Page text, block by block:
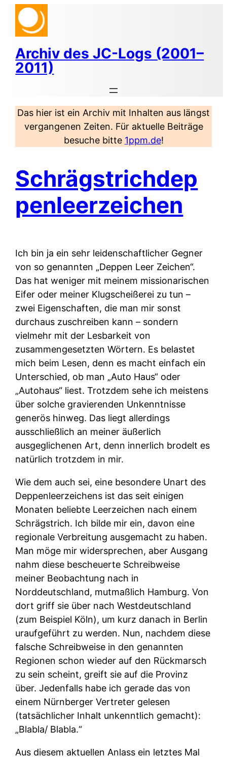
Zum
Inhalt
springen
Archiv des JC-Logs (2001–
2011)
Das hier ist ein Archiv mit Inhalten aus längst
vergangenen Zeiten. Für aktuelle Beiträge
besuche bitte 1ppm.de!
Schrägstrichdep
penleerzeichen
Ich bin ja ein sehr leidenschaftlicher Gegner
von so genannten „Deppen Leer Zeichen“.
Das hat weniger mit meinem missionarischen
Eifer oder meiner Klugscheißerei zu tun –
zwei Eigenschaften, die man mir sonst
durchaus zuschreiben kann – sondern
vielmehr mit der Lesbarkeit von
zusammengesetzten Wörtern. Es belastet
mich beim Lesen, denn es macht einfach ein
Unterschied, ob man „Auto Haus“ oder
„Autohaus“ liest. Trotzdem sehe ich meistens
über solche gravierenden Unkenntnisse
generös hinweg. Das liegt allerdings
ausschließlich an meiner äußerlich
ausgeglichenen Art, denn innerlich brodelt es
natürlich trotzdem in mir.
Wie dem auch sei, eine besondere Unart des
Deppenleerzeichens ist das seit einigen
Monaten beliebte Leerzeichen nach einem
Schrägstrich. Ich bilde mir ein, davon eine
regionale Verbreitung ausgemacht zu haben.
Man möge mir widersprechen, aber Ausgang
nahm diese bescheuerte Schreibweise
meiner Beobachtung nach in
Norddeutschland, mutmaßlich Hamburg. Von
dort griff sie über nach Westdeutschland
(zum Beispiel Köln), um kurz danach in Berlin
uraufgeführt zu werden. Nun, nachdem diese
falsche Schreibweise in den genannten
Regionen schon wieder auf den Rückmarsch
zu sein scheint, greift sie auf die Provinz
über. Jedenfalls habe ich gerade das von
einem Nürnberger Vertreter gelesen
(tatsächlicher Inhalt unkenntlich gemacht):
„Blabla/ Blabla.“
Aus diesem aktuellen Anlass ein letztes Mal